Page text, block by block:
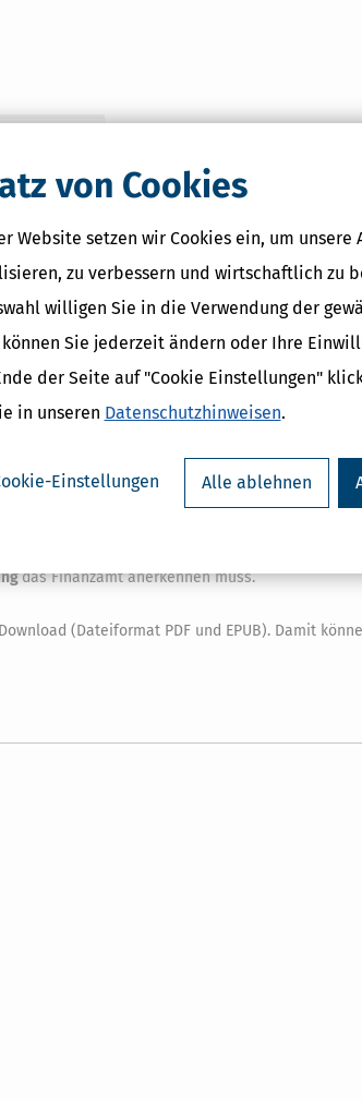
von Cookies
Website setzen wir Cookies ein, um unsere
zu verbessern und wirtschaftlich zu
willigen Sie in die Verwendung der
können Sie jederzeit ändern oder Ihre
der Seite auf "Cookie Einstellungen"
in unseren Datenschutzhinweisen.
Einstellungen Alle ablehnen
entfernt von der Hauptwohnung. Da benötigt
vor. Nach neuer Rechtsprechung gilt das
für eine doppelte Haushaltsführung geltend
Eltern befinden. Unser Beitrag hilft Ihnen, mit
ist. Erfahren Sie zum Beispiel,
der Anlage N optimal ansetzen;
das Finanzamt anerkennen muss.
(Dateiformat PDF und EPUB). Damit